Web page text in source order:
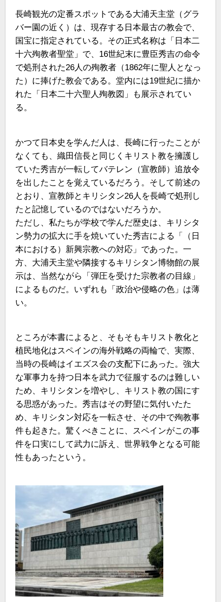
長崎観光の定番スポットである大浦天主堂（グラ
バー園の近く）は、現存する日本最古の教会で、
国宝に指定されている。その正式名称は「日本二
十六殉教者聖堂」で、16世紀末に豊臣秀吉の命令
で処刑された26人の殉教者（1862年に聖人となっ
た）に捧げた教会である。堂内には19世紀に描か
れた「日本二十六聖人殉教図」も展示されてい
る。
かつて日本史を学んだ人は、長崎に行ったことが
なくても、織田信長と同じくキリスト教を擁護し
ていた秀吉が一転してバテレン（宣教師）追放令
を出したことを覚えているだろう。そして前述の
とおり、宣教師とキリシタン26人を長崎で処刑し
たと記憶しているのではないだろうか。
ただし、私たちが学校で学んだ歴史は、キリシタ
ン勢力の拡大に手を焼いていた秀吉による「（日
本における）新興宗教への対応」であった。一
方、大浦天主堂や隣接するキリシタン博物館の展
示は、当然ながら「弾圧を受けた宗教者の目線」
によるものだ。いずれも「政治や侵略の色」は薄
い。
ところが本書によると、そもそもキリスト教化と
植民地化はスペインの海外戦略の両輪で、実際、
当時の長崎はイエズス会の支配下にあった。強大
な軍事力を持つ日本を武力で征服するのは難しい
ため、キリシタンを増やし、キリスト教の国にす
る思惑があった。秀吉はその野望に気付いたた
め、キリシタン対応を一転させ、その中で殉教事
件も起きた。驚くべきことに、スペインがこの事
件を口実にして武力に訴え、世界戦争となる可能
性もあったという。